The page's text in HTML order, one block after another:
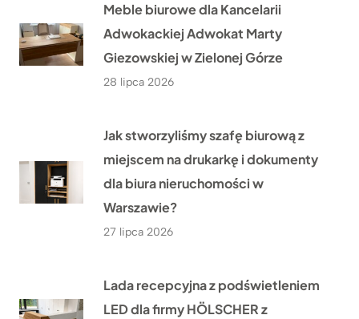
Meble biurowe dla Kancelarii
Adwokackiej Adwokat Marty
Giezowskiej w Zielonej Górze
28 lipca 2026
Jak stworzyliśmy szafę biurową z
miejscem na drukarkę i dokumenty
dla biura nieruchomości w
Warszawie?
27 lipca 2026
Lada recepcyjna z podświetleniem
LED dla firmy HÖLSCHER z